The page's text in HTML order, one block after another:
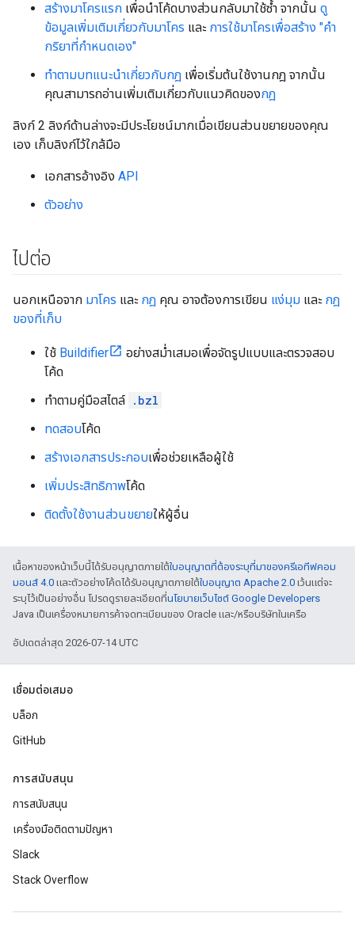
สร้างมาโครแรก เพื่อนำโค้ดบางส่วนกลับมาใช้ซ้ำ จากนั้น ดู
ข้อมูลเพิ่มเติมเกี่ยวกับมาโคร และ การใช้มาโครเพื่อสร้าง "คำ
กริยาที่กำหนดเอง"
ทำตามบทแนะนำเกี่ยวกับกฎ เพื่อเริ่มต้นใช้งานกฎ จากนั้น
คุณสามารถอ่านเพิ่มเติมเกี่ยวกับแนวคิดของกฎ
ลิงก์ 2 ลิงก์ด้านล่างจะมีประโยชน์มากเมื่อเขียนส่วนขยายของคุณ
เอง เก็บลิงก์ไว้ใกล้มือ
เอกสารอ้างอิง API
ตัวอย่าง
ไปต่อ
นอกเหนือจาก มาโคร และ กฎ คุณ อาจต้องการเขียน แง่มุม และ กฎ
ของที่เก็บ
ใช้ Buildifier
อย่างสม่ำเสมอเพื่อจัดรูปแบบและตรวจสอบ
โค้ด
ทำตามคู่มือสไตล์ .bzl
ทดสอบโค้ด
สร้างเอกสารประกอบเพื่อช่วยเหลือผู้ใช้
เพิ่มประสิทธิภาพโค้ด
ติดตั้งใช้งานส่วนขยายให้ผู้อื่น
เนื้อหาของหน้าเว็บนี้ได้รับอนุญาตภายใต้ใบอนุญาตที่ต้องระบุที่มาของครีเอทีฟคอม
มอนส์ 4.0 และตัวอย่างโค้ดได้รับอนุญาตภายใต้ใบอนุญาต Apache 2.0 เว้นแต่จะ
ระบุไว้เป็นอย่างอื่น โปรดดูรายละเอียดที่นโยบายเว็บไซต์ Google Developers
Java เป็นเครื่องหมายการค้าจดทะเบียนของ Oracle และ/หรือบริษัทในเครือ
อัปเดตล่าสุด 2026-07-14 UTC
เชื่อมต่อเสมอ
บล็อก
GitHub
การสนับสนุน
การสนับสนุน
เครื่องมือติดตามปัญหา
Slack
Stack Overflow